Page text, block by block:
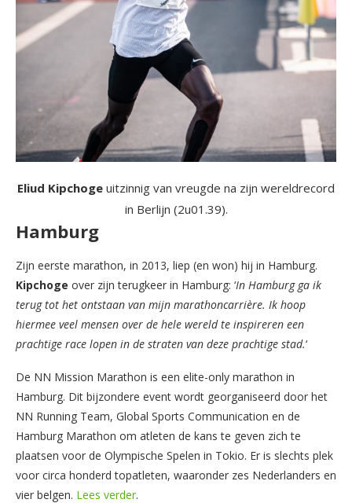
Eliud Kipchoge uitzinnig van vreugde na zijn wereldrecord
in Berlijn (2u01.39).
Hamburg
Zijn eerste marathon, in 2013, liep (en won) hij in Hamburg.
Kipchoge over zijn terugkeer in Hamburg: ‘In Hamburg ga ik
terug tot het ontstaan ​​van mijn marathoncarrière. Ik hoop
hiermee veel mensen over de hele wereld te inspireren een
prachtige race lopen in de straten van deze prachtige stad.‘
De NN Mission Marathon is een elite-only marathon in
Hamburg. Dit bijzondere event wordt georganiseerd door het
NN Running Team, Global Sports Communication en de
Hamburg Marathon om atleten de kans te geven zich te
plaatsen voor de Olympische Spelen in Tokio. Er is slechts plek
voor circa honderd topatleten, waaronder zes Nederlanders en
vier belgen. Lees verder.